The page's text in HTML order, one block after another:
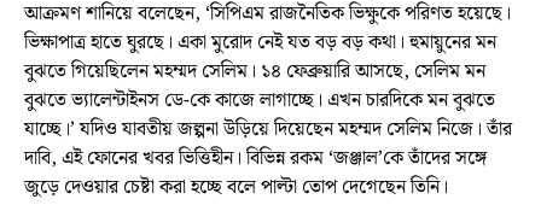
আক্রমণ শানিয়ে বলেছেন, ‘সিপিএম রাজনৈতিক ভিক্ষুকে পরিণত হয়েছে।
ভিক্ষাপাত্র হাতে ঘুরছে। একা মুরোদ নেই যত বড় বড় কথা। হুমায়ুনের মন
বুঝতে গিয়েছিলেন মহম্মদ সেলিম। ১৪ ফেব্রুয়ারি আসছে, সেলিম মন
বুঝতে ভ্যালেন্টাইনস ডে-কে কাজে লাগাচ্ছে। এখন চারদিকে মন বুঝতে
যাচ্ছে।’ যদিও যাবতীয় জল্পনা উড়িয়ে দিয়েছেন মহম্মদ সেলিম নিজে। তাঁর
দাবি, এই ফোনের খবর ভিত্তিহীন। বিভিন্ন রকম ‘জঞ্জাল’কে তাঁদের সঙ্গে
জুড়ে দেওয়ার চেষ্টা করা হচ্ছে বলে পাল্টা তোপ দেগেছেন তিনি।